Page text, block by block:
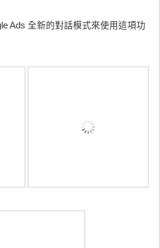
Ads 全新的對話模式來使用這項功